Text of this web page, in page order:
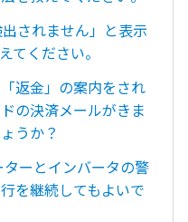
されません」と表示
てください。
返金」の案内をされ
の決済メールがきま
うか？
ーとインバータの警
を継続してもよいで